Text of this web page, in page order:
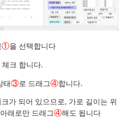
①을 선택합니다
체크 합니다.
태③로 드래그④합니다.
가 되어 있으므로, 가로 길이는 위
래로만 드래그④해도 됩니다